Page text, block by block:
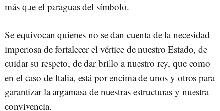
más que el paraguas del símbolo.
Se equivocan quienes no se dan cuenta de la necesidad
imperiosa de fortalecer el vértice de nuestro Estado, de
cuidar su respeto, de dar brillo a nuestro rey, que como
en el caso de Italia, está por encima de unos y otros para
garantizar la argamasa de nuestras estructuras y nuestra
convivencia.